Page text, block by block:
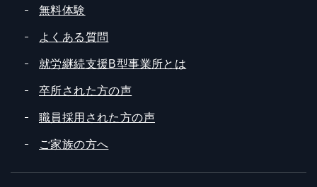
無料体験
よくある質問
就労継続支援B型事業所とは
卒所された方の声
職員採用された方の声
ご家族の方へ